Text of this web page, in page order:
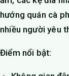
hướng quán cà
nhiều người yêu
Điểm nổi bật: